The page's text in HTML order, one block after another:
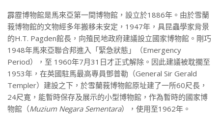
霹靂博物館是馬來亞第一間博物館，設立於1886年。由於雪蘭
莪博物館的文物經多年搬移未安定，1947年，具昆蟲學家背景
的H.T. Pagden館長，向殖民地政府建議設立國家博物館。剛巧
1948年馬來亞聯合邦進入「緊急狀態」（Emergency
Period），至 1960年7月31日才正式解除。因此建議被耽擱至
1953年，在英國駐馬最高專員鄧普勒（General Sir Gerald
Templer）建設之下，於雪蘭莪博物館原址建了一所60尺長，
24尺寛，能暫時保存及展示的小型博物館，作為暫時的國家博
物館（Muzium Negara Sementara），使用至1962年。